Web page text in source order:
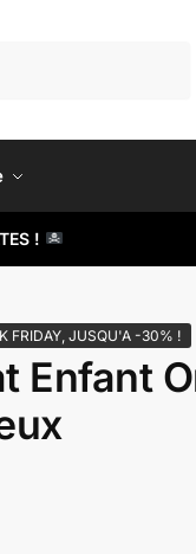
!
FRIDAY, JUSQU'A -30% !
Enfant